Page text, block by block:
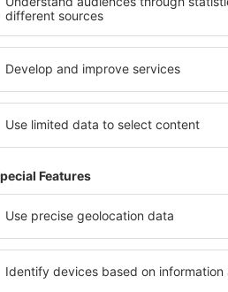
folosind un motor de căutare.
check-in și check-out. După ce
de căutare va afișa
Filtrarea rezultatelor în
de stele, evaluările
și opțiunea de anulare gratuită
Astfel veți putea găsi cazare
funcție de nevoile
cazare sau un pachet